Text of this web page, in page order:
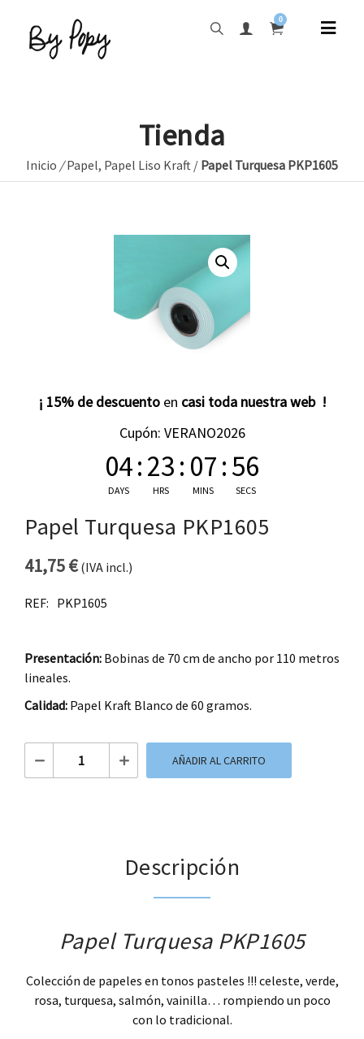
0
Tienda
Inicio /Papel, Papel Liso Kraft / Papel Turquesa PKP1605
¡ 15% de descuento en casi toda nuestra web !
Cupón: VERANO2026
04
DAYS
:23
HRS
: 07
MINS
:55
SECS
Papel Turquesa PKP1605
41,75€(IVA incl.)
REF: PKP1605
Presentación: Bobinas de 70 cm de ancho por 110 metros
lineales.
Calidad: Papel Kraft Blanco de 60 gramos.
Papel Turquesa PKP1605 cantidad
AÑADIR AL CARRITO
Descripción
Papel Turquesa PKP1605
Colección de papeles en tonos pasteles !!! celeste, verde,
rosa, turquesa, salmón, vainilla… rompiendo un poco
con lo tradicional.